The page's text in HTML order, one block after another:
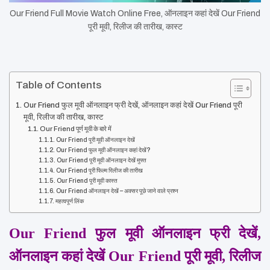
Our Friend Full Movie Watch Online Free, ऑनलाइन कहां देखें Our Friend
पूरी मूवी, रिलीज की तारीख, कास्ट
Table of Contents
Our Friend फुल मूवी ऑनलाइन फ्री देखें, ऑनलाइन कहां देखें Our Friend पूरी
मूवी, रिलीज की तारीख, कास्ट
Our Friend पूर्ण मूवी के बारे में
Our Friend पूरी मूवी ऑनलाइन देखें
Our Friend फुल मूवी ऑनलाइन कहां देखें?
Our Friend पूरी मूवी ऑनलाइन देखें मुफ्त
Our Friend पूरी फिल्म रिलीज की तारीख
Our Friend पूरी मूवी कास्त
Our Friend ऑनलाइन देखें – अक्सर पूछे जाने वाले प्रश्न
महत्वपूर्ण लिंक
Our Friend फुल मूवी ऑनलाइन फ्री देखें,
ऑनलाइन कहां देखें Our Friend पूरी मूवी, रिलीज